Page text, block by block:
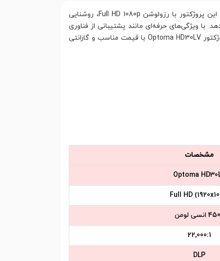
یک انتخاب عالی برای علاقه‌مندان به تماشای فیلم‌ها و بازی‌ها با کیفیت تصویر بالا است. این پروژکتور با رزولوشن Full HD 1080p، روشنایی
دقیق ارائه می‌دهد. با ویژگی‌های حرفه‌ای مانند پشتیبانی از فناوری
HDR، این پروژکتور گزینه‌ای ایده‌آل برای استفاده در سینمای خانگی، اتاق‌های کنفرانس و محیط‌های تجاری است. برای خرید پروژکتور Optoma HD30LV با قیمت مناسب و گارانتی
مشخصات
Optoma
Full HD
انسی لومن
22,000:1
DLP